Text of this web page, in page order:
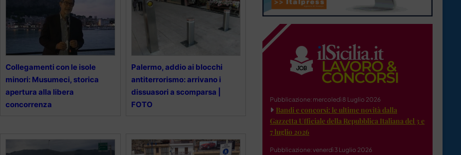
Collegamenti con le isole
minori: Musumeci, storica
apertura alla libera
concorrenza
Palermo, addio ai blocchi
antiterrorismo: arrivano i
dissuasori a scomparsa |
FOTO
Pubblicazione: mercoledì 8 Luglio 2026
Bandi e concorsi: le ultime novità dalla
Gazzetta Ufficiale della Repubblica Italiana del 3 e
7 luglio 2026
Pubblicazione: venerdì 3 Luglio 2026